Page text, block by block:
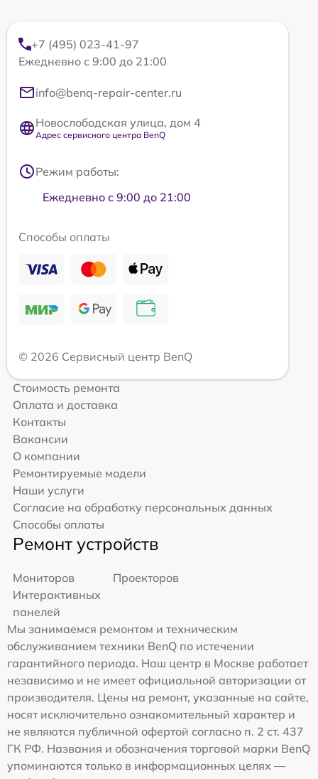
+7 (495) 023-41-97
Ежедневно с 9:00 до 21:00
info@benq-repair-center.ru
Новослободская улица, дом 4
Адрес сервисного центра BenQ
Режим работы:
Ежедневно с 9:00 до 21:00
Способы оплаты
© 2026 Сервисный центр BenQ
Стоимость ремонта
Оплата и доставка
Контакты
Вакансии
О компании
Ремонтируемые модели
Наши услуги
Согласие на обработку персональных данных
Способы оплаты
Ремонт устройств
Мониторов
Проекторов
Интерактивных
панелей
Мы занимаемся ремонтом и техническим
обслуживанием техники BenQ по истечении
гарантийного периода. Наш центр в Москве работает
независимо и не имеет официальной авторизации от
производителя. Цены на ремонт, указанные на сайте,
носят исключительно ознакомительный характер и
не являются публичной офертой согласно п. 2 ст. 437
ГК РФ. Названия и обозначения торговой марки BenQ
упоминаются только в информационных целях —